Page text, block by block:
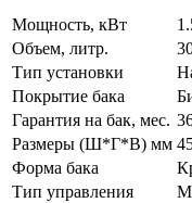
Мощность, кВт
Объем, литр.
Тип установки
Покрытие бака
Гарантия на бак, мес.
Размеры (Ш*Г*В) мм
Форма бака
Тип управления